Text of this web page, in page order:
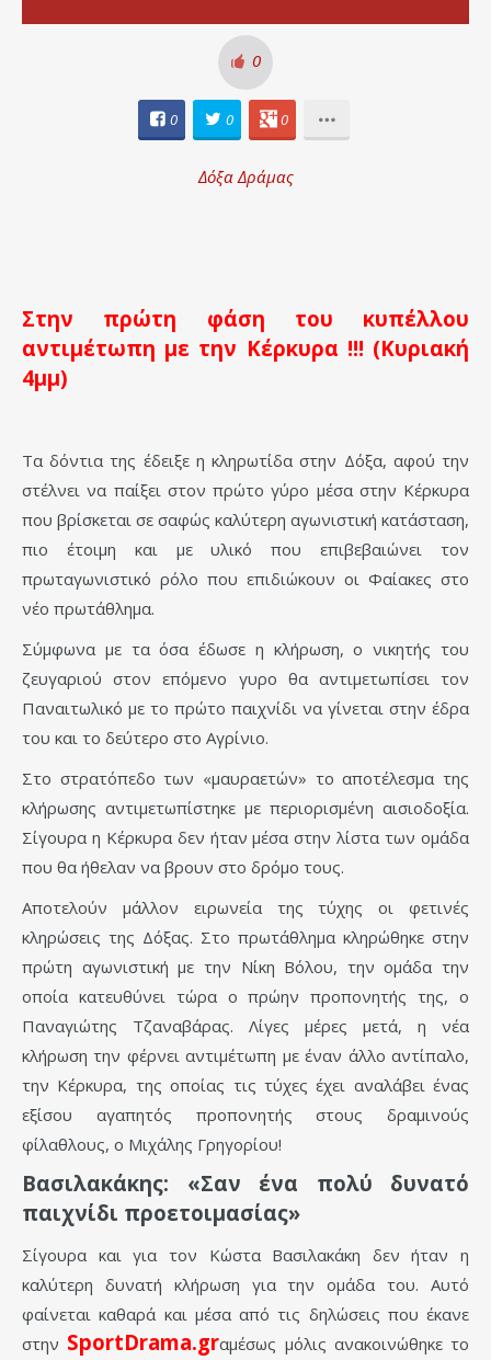
0
0 0 0
Δόξα Δράμας
Στην πρώτη φάση του κυπέλλου
αντιμέτωπη με την Κέρκυρα !!! (Κυριακή
4μμ)
Τα δόντια της έδειξε η κληρωτίδα στην Δόξα, αφού την
στέλνει να παίξει στον πρώτο γύρο μέσα στην Κέρκυρα
που βρίσκεται σε σαφώς καλύτερη αγωνιστική κατάσταση,
πιο έτοιμη και με υλικό που επιβεβαιώνει τον
πρωταγωνιστικό ρόλο που επιδιώκουν οι Φαίακες στο
νέο πρωτάθλημα.
Σύμφωνα με τα όσα έδωσε η κλήρωση, ο νικητής του
ζευγαριού στον επόμενο γυρο θα αντιμετωπίσει τον
Παναιτωλικό με το πρώτο παιχνίδι να γίνεται στην έδρα
του και το δεύτερο στο Αγρίνιο.
Στο στρατόπεδο των «μαυραετών» το αποτέλεσμα της
κλήρωσης αντιμετωπίστηκε με περιορισμένη αισιοδοξία.
Σίγουρα η Κέρκυρα δεν ήταν μέσα στην λίστα των ομάδα
που θα ήθελαν να βρουν στο δρόμο τους.
Αποτελούν μάλλον ειρωνεία της τύχης οι φετινές
κληρώσεις της Δόξας. Στο πρωτάθλημα κληρώθηκε στην
πρώτη αγωνιστική με την Νίκη Βόλου, την ομάδα την
οποία κατευθύνει τώρα ο πρώην προπονητής της, ο
Παναγιώτης Τζαναβάρας. Λίγες μέρες μετά, η νέα
κλήρωση την φέρνει αντιμέτωπη με έναν άλλο αντίπαλο,
την Κέρκυρα, της οποίας τις τύχες έχει αναλάβει ένας
εξίσου αγαπητός προπονητής στους δραμινούς
φίλαθλους, ο Μιχάλης Γρηγορίου!
Βασιλακάκης: «Σαν ένα πολύ δυνατό
παιχνίδι προετοιμασίας»
Σίγουρα και για τον Κώστα Βασιλακάκη δεν ήταν η
καλύτερη δυνατή κλήρωση για την ομάδα του. Αυτό
φαίνεται καθαρά και μέσα από τις δηλώσεις που έκανε
στην SportDrama.grαμέσως μόλις ανακοινώθηκε το